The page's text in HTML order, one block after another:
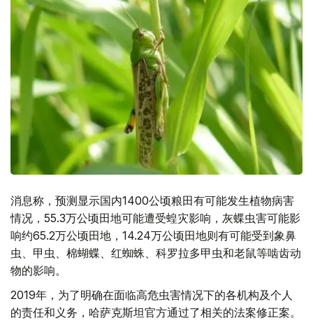
消息称，预测显示国内1400公顷粮田有可能发生植物病害
情况，55.3万公顷田地可能遭受蝗灾影响，灰蝶虫害可能影
响约65.2万公顷田地，14.24万公顷田地则有可能受到象鼻
虫、甲虫、棉蝴蝶、红蜘蛛、科罗拉多甲虫和老鼠等啮齿动
物的影响。
2019年，为了明确在面临高危虫害情况下的各机构及个人
的责任和义务，哈萨克斯坦官方通过了相关的法案修正案。